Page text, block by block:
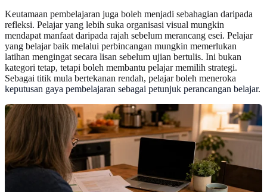
Keutamaan pembelajaran juga boleh menjadi sebahagian daripada
refleksi. Pelajar yang lebih suka organisasi visual mungkin
mendapat manfaat daripada rajah sebelum merancang esei. Pelajar
yang belajar baik melalui perbincangan mungkin memerlukan
latihan mengingat secara lisan sebelum ujian bertulis. Ini bukan
kategori tetap, tetapi boleh membantu pelajar memilih strategi.
Sebagai titik mula bertekanan rendah, pelajar boleh meneroka
keputusan gaya pembelajaran sebagai petunjuk perancangan belajar.